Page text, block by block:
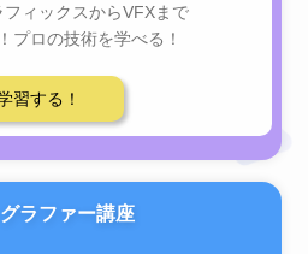
ィックスからVFXまで
プロの技術を学べる！
習する！
ラファー講座